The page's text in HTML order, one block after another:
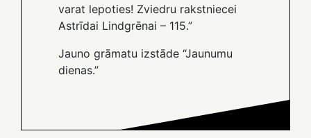
varat lepoties! Zviedru rakstniecei
Astrīdai Lindgrēnai – 115.”
Jauno grāmatu izstāde “Jaunumu
dienas.”